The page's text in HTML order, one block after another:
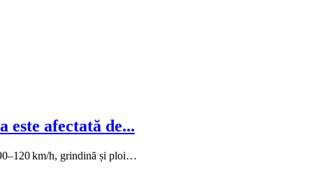
afectată de...
km/h, grindină și ploi…